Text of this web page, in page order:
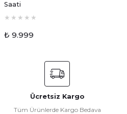
Saati
₺ 9.999
Ücretsiz Kargo
Tüm Ürünlerde Kargo Bedava